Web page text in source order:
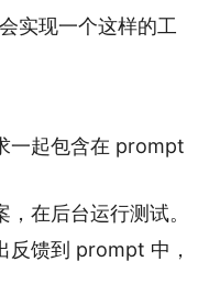
实现一个这样的工
一起包含在 prompt
在后台运行测试。
反馈到 prompt 中，